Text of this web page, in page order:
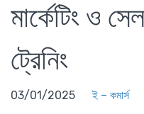
মার্কেটিং ও
ট্রেনিং
03/01/2025 ই – কমার্স